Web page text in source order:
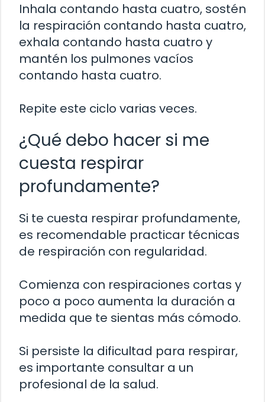
Inhala contando hasta cuatro, sostén
la respiración contando hasta cuatro,
exhala contando hasta cuatro y
mantén los pulmones vacíos
contando hasta cuatro.
Repite este ciclo varias veces.
¿Qué debo hacer si me
cuesta respirar
profundamente?
Si te cuesta respirar profundamente,
es recomendable practicar técnicas
de respiración con regularidad.
Comienza con respiraciones cortas y
poco a poco aumenta la duración a
medida que te sientas más cómodo.
Si persiste la dificultad para respirar,
es importante consultar a un
profesional de la salud.